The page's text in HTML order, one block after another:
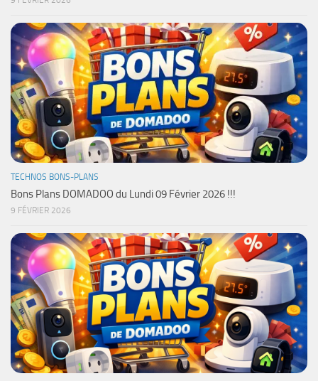
TECHNOS BONS-PLANS
Bons Plans DOMADOO du Lundi 09 Février 2026 !!!
9 FÉVRIER 2026